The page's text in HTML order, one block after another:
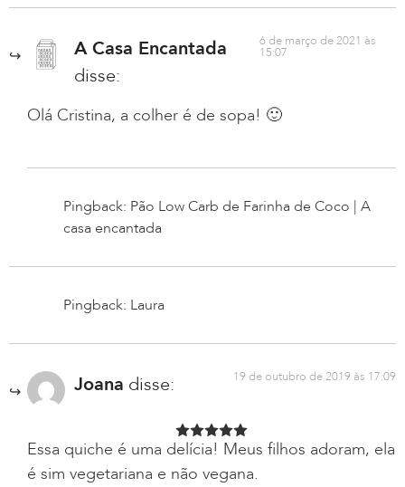
A Casa Encantada
disse:
6 de março de 2021 às
15:07
Olá Cristina, a colher é de sopa! 🙂
Pingback: Pão Low Carb de Farinha de Coco | A
casa encantada
Pingback: Laura
Joana disse: 19 de outubro de 2019 às 17:09
Essa quiche é uma delícia! Meus filhos adoram, ela
é sim vegetariana e não vegana.